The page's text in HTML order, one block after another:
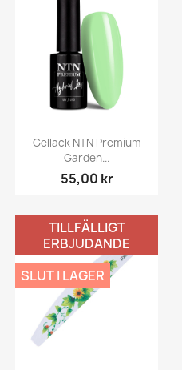
Gellack NTN Premium
Garden...
55,00 kr
TILLFÄLLIGT
ERBJUDANDE
SLUT I LAGER